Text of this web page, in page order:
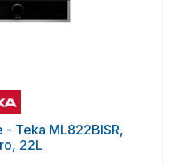
Teka ML822BISR,
22L